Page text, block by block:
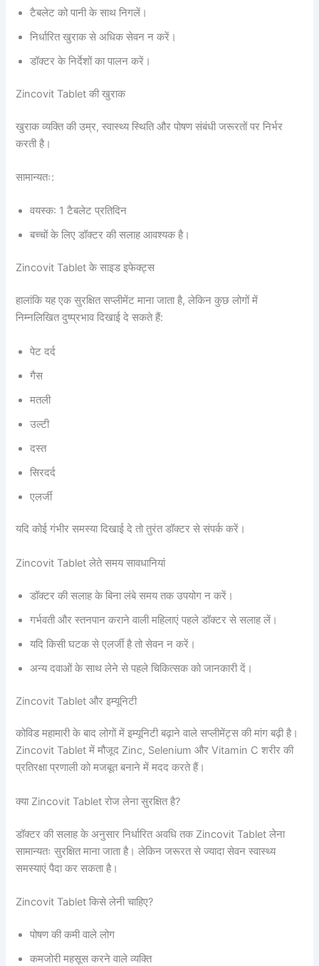
टैबलेट को पानी के साथ निगलें।
निर्धारित खुराक से अधिक सेवन न करें।
डॉक्टर के निर्देशों का पालन करें।
Zincovit Tablet की खुराक
खुराक व्यक्ति की उम्र, स्वास्थ्य स्थिति और पोषण संबंधी जरूरतों पर निर्भर
करती है।
सामान्यतः:
वयस्क: 1 टैबलेट प्रतिदिन
बच्चों के लिए डॉक्टर की सलाह आवश्यक है।
Zincovit Tablet के साइड इफेक्ट्स
हालांकि यह एक सुरक्षित सप्लीमेंट माना जाता है, लेकिन कुछ लोगों में
निम्नलिखित दुष्प्रभाव दिखाई दे सकते हैं:
पेट दर्द
गैस
मतली
उल्टी
दस्त
सिरदर्द
एलर्जी
यदि कोई गंभीर समस्या दिखाई दे तो तुरंत डॉक्टर से संपर्क करें।
Zincovit Tablet लेते समय सावधानियां
डॉक्टर की सलाह के बिना लंबे समय तक उपयोग न करें।
गर्भवती और स्तनपान कराने वाली महिलाएं पहले डॉक्टर से सलाह लें।
यदि किसी घटक से एलर्जी है तो सेवन न करें।
अन्य दवाओं के साथ लेने से पहले चिकित्सक को जानकारी दें।
Zincovit Tablet और इम्यूनिटी
कोविड महामारी के बाद लोगों में इम्यूनिटी बढ़ाने वाले सप्लीमेंट्स की मांग बढ़ी है।
Zincovit Tablet में मौजूद Zinc, Selenium और Vitamin C शरीर की
प्रतिरक्षा प्रणाली को मजबूत बनाने में मदद करते हैं।
क्या Zincovit Tablet रोज लेना सुरक्षित है?
डॉक्टर की सलाह के अनुसार निर्धारित अवधि तक Zincovit Tablet लेना
सामान्यतः सुरक्षित माना जाता है। लेकिन जरूरत से ज्यादा सेवन स्वास्थ्य
समस्याएं पैदा कर सकता है।
Zincovit Tablet किसे लेनी चाहिए?
पोषण की कमी वाले लोग
कमजोरी महसूस करने वाले व्यक्ति